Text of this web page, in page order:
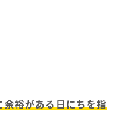
裕がある日にちを指